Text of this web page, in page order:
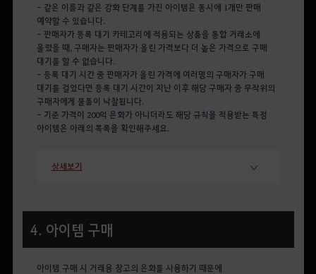
- 같은 이름과 같은 강화 단계를 가진 아이템은 동시에 1개만 판매
예약할 수 있습니다.
- 판매자가 등록 대기 카테고리에 적용되는 상품을 통합 거래소에
올렸을 때, 구매자는 판매자가 올린 가격보다 더 높은 가격으로 구매
대기를 할 수 없습니다.
- 등록 대기 시간 중 판매자가 올린 가격에 여러명의 구매자가 구매
대기를 걸었다면 등록 대기 시간이 지난 이후 해당 구매자 중 무작위의
구매자에게 물품이 낙찰됩니다.
- 기준 가격이 200억 은화가 아니더라도 해당 규칙을 적용받는 특정
아이템은 아래의 목록을 확인해주세요.
상세보기
4. 아이템 구매
아이템 구매 시 거래용 창고의 은화를 사용하기 때문에